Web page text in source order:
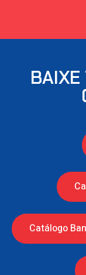
BAIXE
Catálogo